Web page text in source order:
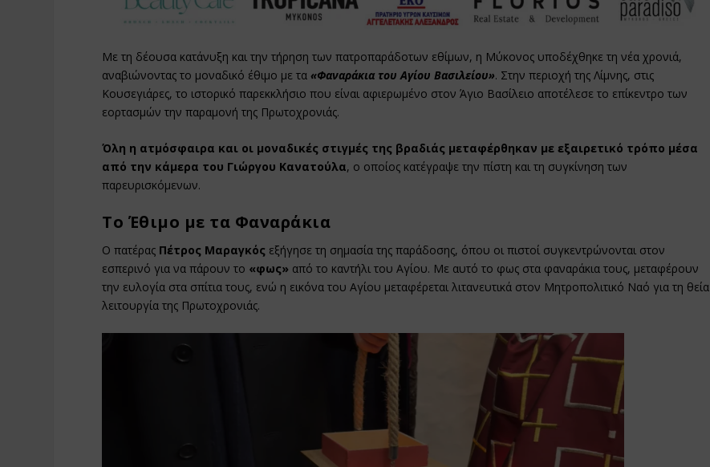
Με τη δέουσα κατάνυξη και την τήρηση των πατροπαράδοτων εθίμων, η Μύκονος υποδέχθηκε τη νέα χρονιά,
αναβιώνοντας το μοναδικό έθιμο με τα«Φαναράκια του Αγίου Βασιλείου». Στην περιοχή της Λίμνης, στις
Κουσεγιάρες, το ιστορικό παρεκκλήσιο που είναι αφιερωμένο στον Άγιο Βασίλειο αποτέλεσε το επίκεντρο των
εορτασμών την παραμονή της Πρωτοχρονιάς.
Όλη η ατμόσφαιρα και οι μοναδικές στιγμές της βραδιάς μεταφέρθηκαν με εξαιρετικό τρόπο μέσα
από την κάμερα του Γιώργου Κανατούλα, ο οποίος κατέγραψε την πίστη και τη συγκίνηση των
παρευρισκόμενων.
Το Έθιμο με τα Φαναράκια
Ο πατέρας Πέτρος Μαραγκός εξήγησε τη σημασία της παράδοσης, όπου οι πιστοί συγκεντρώνονται στον
εσπερινό για να πάρουν το «φως» από το καντήλι του Αγίου. Με αυτό το φως στα φαναράκια τους, μεταφέρουν
την ευλογία στα σπίτια τους, ενώ η εικόνα του Αγίου μεταφέρεται λιτανευτικά στον Μητροπολιτικό Ναό για τη θεία
λειτουργία της Πρωτοχρονιάς.